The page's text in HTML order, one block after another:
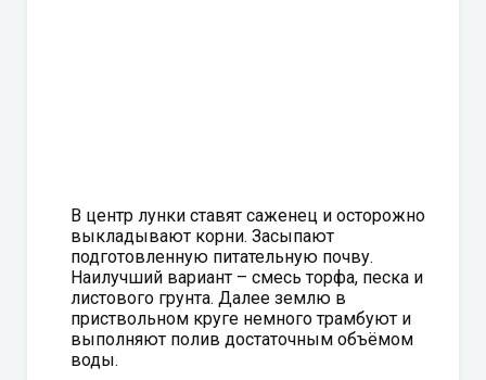
В центр лунки ставят саженец и осторожно
выкладывают корни. Засыпают
подготовленную питательную почву.
Наилучший вариант – смесь торфа, песка и
листового грунта. Далее землю в
приствольном круге немного трамбуют и
выполняют полив достаточным объёмом
воды.